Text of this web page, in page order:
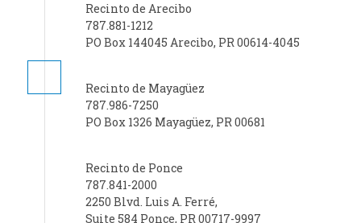
Recinto de Arecibo
787.881-1212
PO Box 144045 Arecibo, PR 00614-4045
Recinto de Mayagüez
787.986-7250
PO Box 1326 Mayagüez, PR 00681
Recinto de Ponce
787.841-2000
2250 Blvd. Luis A. Ferré,
Suite 584 Ponce, PR 00717-9997